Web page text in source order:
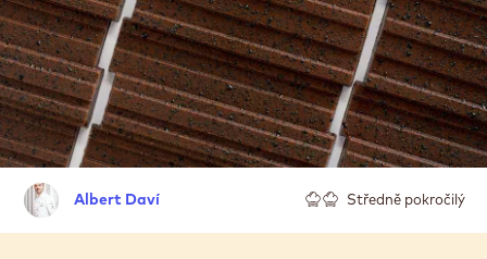
Albert
Daví
Albert Daví Středně pokročilý